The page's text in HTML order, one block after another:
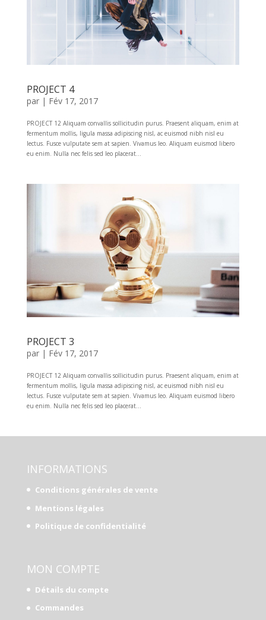
PROJECT 4
par | Fév 17, 2017
PROJECT 12 Aliquam convallis sollicitudin purus. Praesent aliquam, enim at
fermentum mollis, ligula massa adipiscing nisl, ac euismod nibh nisl eu
lectus. Fusce vulputate sem at sapien. Vivamus leo. Aliquam euismod libero
eu enim. Nulla nec felis sed leo placerat...
PROJECT 3
par | Fév 17, 2017
PROJECT 12 Aliquam convallis sollicitudin purus. Praesent aliquam, enim at
fermentum mollis, ligula massa adipiscing nisl, ac euismod nibh nisl eu
lectus. Fusce vulputate sem at sapien. Vivamus leo. Aliquam euismod libero
eu enim. Nulla nec felis sed leo placerat...
INFORMATIONS
Conditions générales de vente
Mentions légales
Politique de confidentialité
MON COMPTE
Détails du compte
Commandes